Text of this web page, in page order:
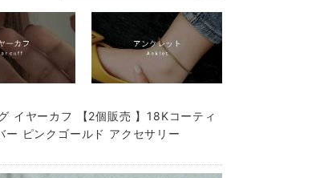
イヤーカフ 【2個販売 】18Kコーティ
ピンクゴールド アクセサリー